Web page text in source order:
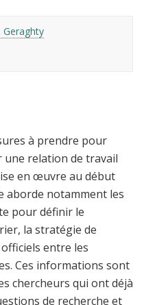
Geraghty
à prendre pour
une relation de travail
en œuvre au début
aborde notamment les
pour définir le
la stratégie de
entre les
Ces informations sont
chercheurs qui ont déjà
de recherche et